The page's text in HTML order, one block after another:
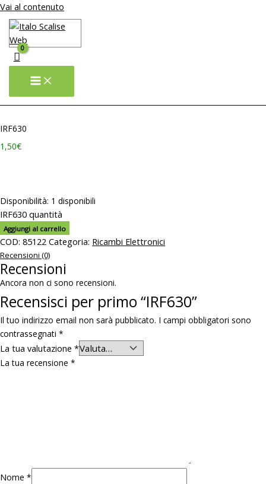
Vai al contenuto
IRF630
1,50€
Disponibilità: 1 disponibili
IRF630 quantità
Aggiungi al carrello
COD: 85122 Categoria: Ricambi Elettronici
Recensioni (0)
Recensioni
Ancora non ci sono recensioni.
Recensisci per primo “IRF630”
Il tuo indirizzo email non sarà pubblicato. I campi obbligatori sono
contrassegnati *
La tua valutazione *
La tua recensione *
Nome *